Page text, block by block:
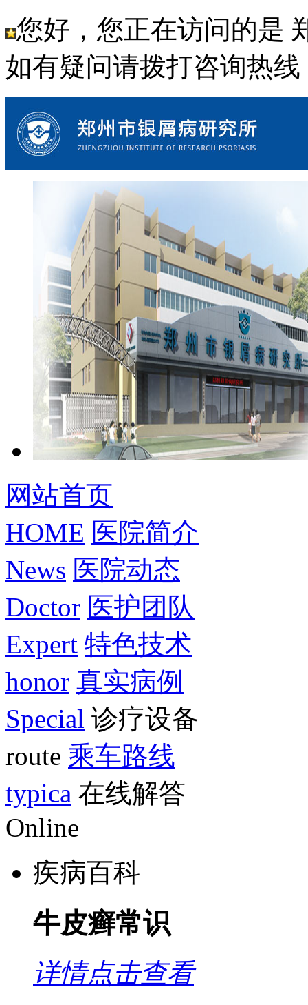
您好，您正在访问的是
如有疑问请拨打咨询热线
网站首页
HOME 医院简介
News 医院动态
Doctor 医护团队
Expert 特色技术
honor 真实病例
Special 诊疗设备
route 乘车路线
typica 在线解答
Online
疾病百科
牛皮癣常识
详情点击查看